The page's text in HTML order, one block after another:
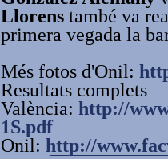
Llorens també va
primera vegada la
Més fotos d'Onil:
Resultats complets
València: http://
1S.pdf
Onil: http://